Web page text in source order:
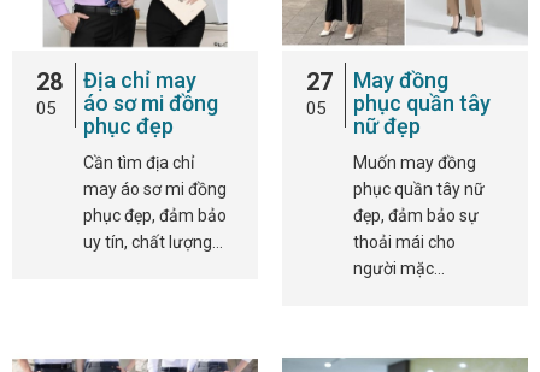
28
05
Địa chỉ may
áo sơ mi đồng
phục đẹp
Cần tìm địa chỉ
may áo sơ mi đồng
phục đẹp, đảm bảo
uy tín, chất lượng…
27
05
May đồng
phục quần tây
nữ đẹp
Muốn may đồng
phục quần tây nữ
đẹp, đảm bảo sự
thoải mái cho
người mặc…